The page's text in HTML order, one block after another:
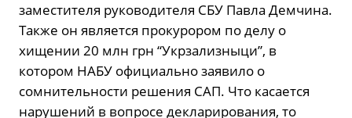
заместителя руководителя СБУ Павла Демчина.
Также он является прокурором по делу о
хищении 20 млн грн “Укрзализныци”, в
котором НАБУ официально заявило о
сомнительности решения САП. Что касается
нарушений в вопросе декларирования, то